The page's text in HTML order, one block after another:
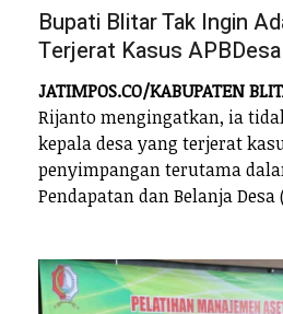
Bupati Blitar Tak Ingin
Terjerat Kasus APBDesa
JATIMPOS.CO/KABUPATEN
Rijanto mengingatkan, ia
kepala desa yang terjerat
penyimpangan terutama
Pendapatan dan Belanja Desa